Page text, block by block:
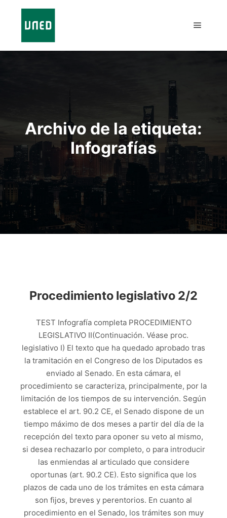
Archivo de la etiqueta:
Infografías
Procedimiento legislativo 2/2
TEST Infografía completa PROCEDIMIENTO
LEGISLATIVO II(Continuación. Véase proc.
legislativo I) El texto que ha quedado aprobado tras
la tramitación en el Congreso de los Diputados es
enviado al Senado. En esta cámara, el
procedimiento se caracteriza, principalmente, por la
limitación de los tiempos de su intervención. Según
establece el art. 90.2 CE, el Senado dispone de un
tiempo máximo de dos meses a partir del día de la
recepción del texto para oponer su veto al mismo,
si desea rechazarlo por completo, o para introducir
las enmiendas al articulado que considere
oportunas (art. 90.2 CE). Esto significa que los
plazos de cada uno de los trámites en esta cámara
son fijos, breves y perentorios. En cuanto al
procedimiento en el Senado, los trámites son muy